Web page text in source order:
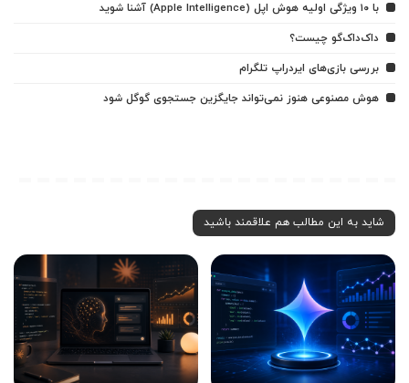
با ۱۰ ویژگی اولیه هوش اپل (Apple Intelligence) آشنا شوید
داک‌داک‌گو چیست؟
بررسی بازی‌های ایردراپ تلگرام
هوش مصنوعی هنوز نمی‌تواند جایگزین جستجوی گوگل شود
شاید به این مطالب هم علاقمند باشید